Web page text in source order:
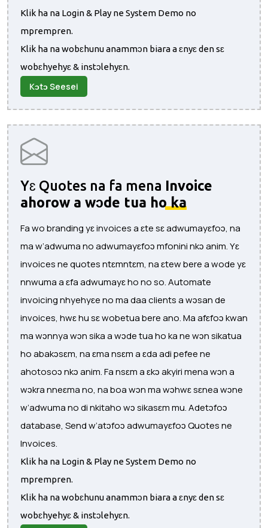
Klik ha na Login & Play ne System Demo no
mprempren.
Klik ha na wobɛhunu anammɔn biara a ɛnyɛ den sɛ
wobɛhyehyɛ & instɔlehyɛn.
Kɔtɔ Seesei
Yɛ Quotes na fa mena Invoice
ahorow a wɔde tua ho ka
Fa wo branding yɛ invoices a ɛte sɛ adwumayɛfoɔ, na
ma w’adwuma no adwumayɛfoɔ mfonini nkɔ anim. Yɛ
invoices ne quotes ntɛmntɛm, na ɛtew bere a wode yɛ
nnwuma a ɛfa adwumayɛ ho no so. Automate
invoicing nhyehyɛe no ma daa clients a wɔsan de
invoices, hwɛ hu sɛ wobetua bere ano. Ma afɛfoɔ kwan
ma wɔnnya wɔn sika a wɔde tua ho ka ne wɔn sikatua
ho abakɔsɛm, na ɛma nsɛm a ɛda adi pefee ne
ahotosoɔ nkɔ anim. Fa nsɛm a ɛkɔ akyiri mena wɔn a
wɔkra nneɛma no, na boa wɔn ma wɔhwɛ sɛnea wɔne
w’adwuma no di nkitaho wɔ sikasɛm mu. Adetɔfoɔ
database, Send w’atɔfoɔ adwumayɛfoɔ Quotes ne
Invoices.
Klik ha na Login & Play ne System Demo no
mprempren.
Klik ha na wobɛhunu anammɔn biara a ɛnyɛ den sɛ
wobɛhyehyɛ & instɔlehyɛn.